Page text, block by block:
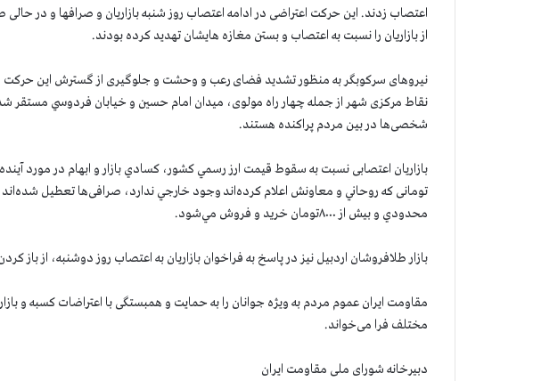
اعتصاب زدند. این حرکت اعتراضی در ادامه اعتصاب روز شنبه بازاریان و صرافها و در
از بازاريان را نسبت به اعتصاب و بستن مغازه هايشان تهدید كرده بودند.
نیروهای سرکوبگر به منظور تشدید فضای رعب و وحشت و جلوگیری از گسترش این حرکت
نقاط مرکزی شهر از جمله چهار راه مولوی، میدان امام حسين و خيابان فردوسي مستقر
شخصی‌ها در بین مردم پراکنده هستند.
تومانی كه روحاني و معاونش اعلام كرده‌اند وجود خارجي ندارد، صرافی‌ها تعطيل شده‌اند
محدودي و بيش از ۸۰۰۰تومان خريد و فروش مي‌شود.
بازار طلافروشان اردبيل نیز در پاسخ به فراخوان بازاریان به اعتصاب روز دوشنبه، از
مقاومت ایران عموم مردم به ویژه جوانان را به حمایت و همبستگی با اعتراضات کسبه و
مختلف فرا می‌خواند.
دبیرخانه شورای ملی مقاومت ایران